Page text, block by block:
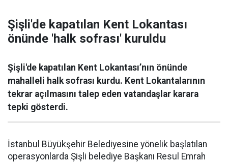
Şişli'de kapatılan Kent Lokantası
önünde 'halk sofrası' kuruldu
Şişli'de kapatılan Kent Lokantası’nın önünde
mahalleli halk sofrası kurdu. Kent Lokantalarının
tekrar açılmasını talep eden vatandaşlar karara
tepki gösterdi.
İstanbul Büyükşehir Belediyesine yönelik başlatılan
operasyonlarda Şişli belediye Başkanı Resul Emrah